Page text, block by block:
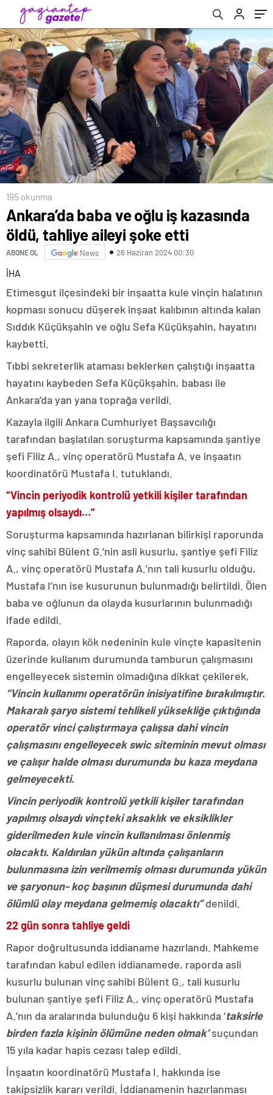
195 okunma
Ankara’da baba ve oğlu iş kazasında
öldü, tahliye aileyi şoke etti
ABONE OL News 26 Haziran 2024 00:30
İHA
Etimesgut ilçesindeki bir inşaatta kule vinçin halatının
kopması sonucu düşerek inşaat kalıbının altında kalan
Sıddık Küçükşahin ve oğlu Sefa Küçükşahin, hayatını
kaybetti.
Tıbbi sekreterlik ataması beklerken çalıştığı inşaatta
hayatını kaybeden Sefa Küçükşahin, babası ile
Ankara’da yan yana toprağa verildi.
Kazayla ilgili Ankara Cumhuriyet Başsavcılığı
tarafından başlatılan soruşturma kapsamında şantiye
şefi Filiz A., vinç operatörü Mustafa A. ve inşaatın
koordinatörü Mustafa I. tutuklandı.
“Vincin periyodik kontrolü yetkili kişiler tarafından
yapılmış olsaydı…”
Soruşturma kapsamında hazırlanan bilirkişi raporunda
vinç sahibi Bülent G.’nin asli kusurlu, şantiye şefi Filiz
A., vinç operatörü Mustafa A.’nın tali kusurlu olduğu,
Mustafa I’nın ise kusurunun bulunmadığı belirtildi. Ölen
baba ve oğlunun da olayda kusurlarının bulunmadığı
ifade edildi.
Raporda, olayın kök nedeninin kule vinçte kapasitenin
üzerinde kullanım durumunda tamburun çalışmasını
engelleyecek sistemin olmadığına dikkat çekilerek,
“Vincin kullanımı operatörün inisiyatifine bırakılmıştır.
Makaralı şaryo sistemi tehlikeli yüksekliğe çıktığında
operatör vinci çalıştırmaya çalışsa dahi vincin
çalışmasını engelleyecek swic siteminin mevut olması
ve çalışır halde olması durumunda bu kaza meydana
gelmeyecekti.
Vincin periyodik kontrolü yetkili kişiler tarafından
yapılmış olsaydı vinçteki aksaklık ve eksiklikler
giderilmeden kule vincin kullanılması önlenmiş
olacaktı. Kaldırılan yükün altında çalışanların
bulunmasına izin verilmemiş olması durumunda yükün
ve şaryonun- koç başının düşmesi durumunda dahi
ölümlü olay meydana gelmemiş olacaktı”denildi.
22 gün sonra tahliye geldi
Rapor doğrultusunda iddianame hazırlandı. Mahkeme
tarafından kabul edilen iddianamede, raporda asli
kusurlu bulunan vinç sahibi Bülent G., tali kusurlu
bulunan şantiye şefi Filiz A., vinç operatörü Mustafa
A.’nın da aralarında bulunduğu 6 kişi hakkında ‘taksirle
birden fazla kişinin ölümüne neden olmak’suçundan
15 yıla kadar hapis cezası talep edildi.
İnşaatın koordinatörü Mustafa I. hakkında ise
takipsizlik kararı verildi. İddianamenin hazırlanması